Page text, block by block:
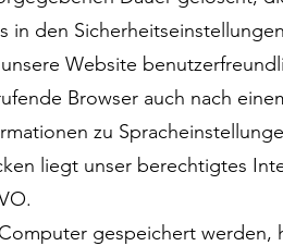
den
Website
Browser auch nach
zu
liegt unser berechtigtes
gespeichert